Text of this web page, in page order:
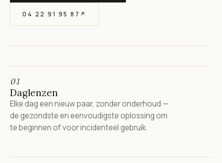
04 22 91 95 87 ↗
01
Daglenzen
Elke dag een nieuw paar, zonder onderhoud —
de gezondste en eenvoudigste oplossing om
te beginnen of voor incidenteel gebruik.